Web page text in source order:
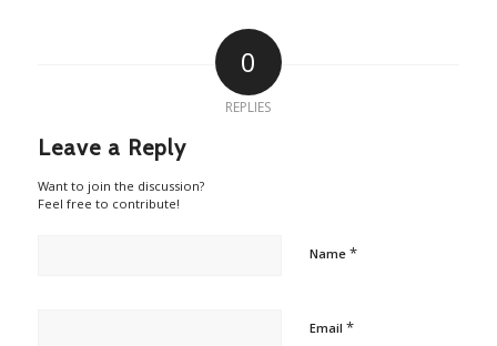
0
REPLIES
Leave a Reply
Want to join the discussion?
Feel free to contribute!
Name *
Email *